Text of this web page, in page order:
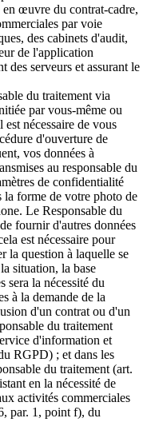
en œuvre du contrat-cadre,
par voie
des cabinets d'audit,
de l'application
des serveurs et assurant le
du traitement via
par vous-même ou
nécessaire de vous
d'ouverture de
vos données à
au responsable du
de confidentialité
forme de votre photo de
Le Responsable du
fournir d'autres données
est nécessaire pour
la question à laquelle se
situation, la base
sera la nécessité du
à la demande de la
d'un contrat ou d'un
du traitement
d'information et
RGPD) ; et dans les
du traitement (art.
en la nécessité de
activités commerciales
par. 1, point f), du